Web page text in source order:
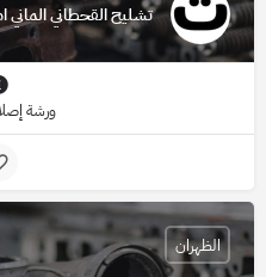
تشليح القحطاني الماني
ورشة
الظهران